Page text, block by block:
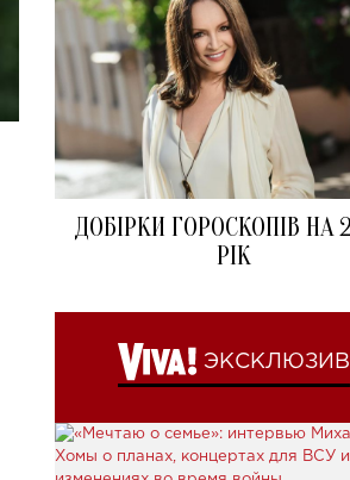
ДОБІРКИ ГОРОСКОПІВ НА
РІК
ЭКСКЛЮЗИВ